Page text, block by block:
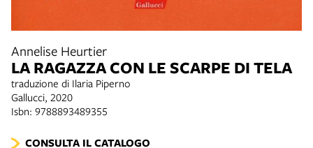
Annelise Heurtier
LA RAGAZZA CON LE SCARPE DI TELA
traduzione di Ilaria Piperno
Gallucci, 2020
Isbn: 9788893489355
CONSULTA IL CATALOGO